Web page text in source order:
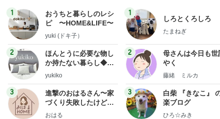
1
おうちと暮らしのレシ
ピ 〜HOME&LIFE〜
yuki (ドキ子）
2
ほんとうに必要な物し
か持たない暮らし◆Ke
ep Life Simple◆〜イ
yukiko
3
進撃のおはるさん〜家
づくり失敗したけど私
は元気です〜
おはる
1
しろとくろしろ
たまねぎ
2
母さんは今日も世
やく
藤緒 ミルカ
3
白柴 『きなこ』
楽ブログ
ひろ☆みき